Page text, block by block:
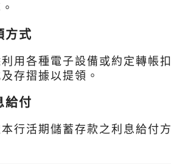
方式
利用各種電子設備或約定轉帳
存摺據以提領。
給付
行活期儲蓄存款之利息給付